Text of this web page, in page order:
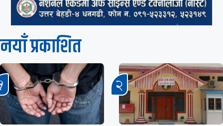
नयाँ प्रकाशित